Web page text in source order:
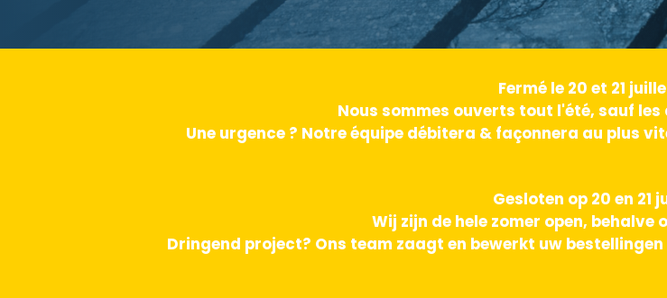
Fermé le 20 et 21
Nous sommes ouverts tout l'été, sauf
Une urgence ? Notre équipe débitera & façonnera au plus
Gesloten op 20 en 21
Wij zijn de hele zomer open, behalve
Dringend project? Ons team zaagt en bewerkt uw